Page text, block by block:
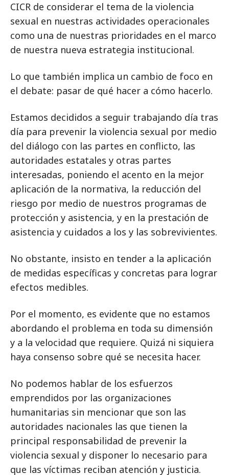
CICR de considerar el tema de la violencia
sexual en nuestras actividades operacionales
como una de nuestras prioridades en el marco
de nuestra nueva estrategia institucional.
Lo que también implica un cambio de foco en
el debate: pasar de qué hacer a cómo hacerlo.
Estamos decididos a seguir trabajando día tras
día para prevenir la violencia sexual por medio
del diálogo con las partes en conflicto, las
autoridades estatales y otras partes
interesadas, poniendo el acento en la mejor
aplicación de la normativa, la reducción del
riesgo por medio de nuestros programas de
protección y asistencia, y en la prestación de
asistencia y cuidados a los y las sobrevivientes.
No obstante, insisto en tender a la aplicación
de medidas específicas y concretas para lograr
efectos medibles.
Por el momento, es evidente que no estamos
abordando el problema en toda su dimensión
y a la velocidad que requiere. Quizá ni siquiera
haya consenso sobre qué se necesita hacer.
No podemos hablar de los esfuerzos
emprendidos por las organizaciones
humanitarias sin mencionar que son las
autoridades nacionales las que tienen la
principal responsabilidad de prevenir la
violencia sexual y disponer lo necesario para
que las víctimas reciban atención y justicia.